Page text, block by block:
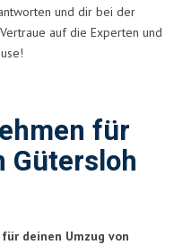
und dir bei der
auf die Experten und
für
Gütersloh
deinen Umzug von